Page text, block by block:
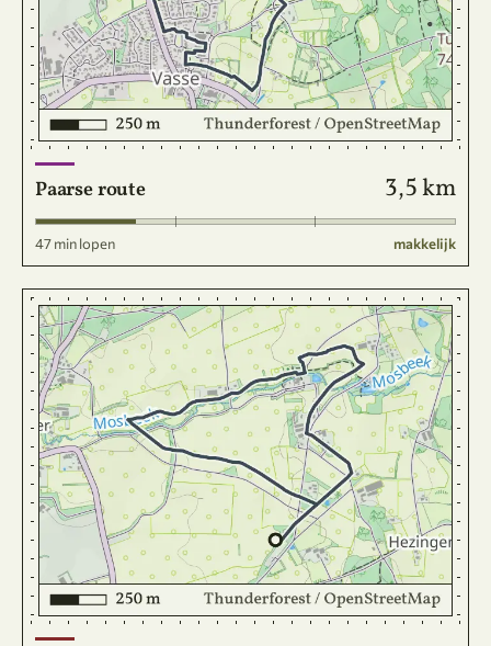
Paarse route 3,5 km
47 min lopen makkelijk